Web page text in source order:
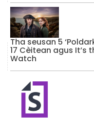
Tha seusan 5
17 Cèitean agus It’s
Watch